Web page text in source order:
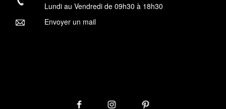
Lundi au Vendredi de 09h30 à 18h30
Envoyer un mail